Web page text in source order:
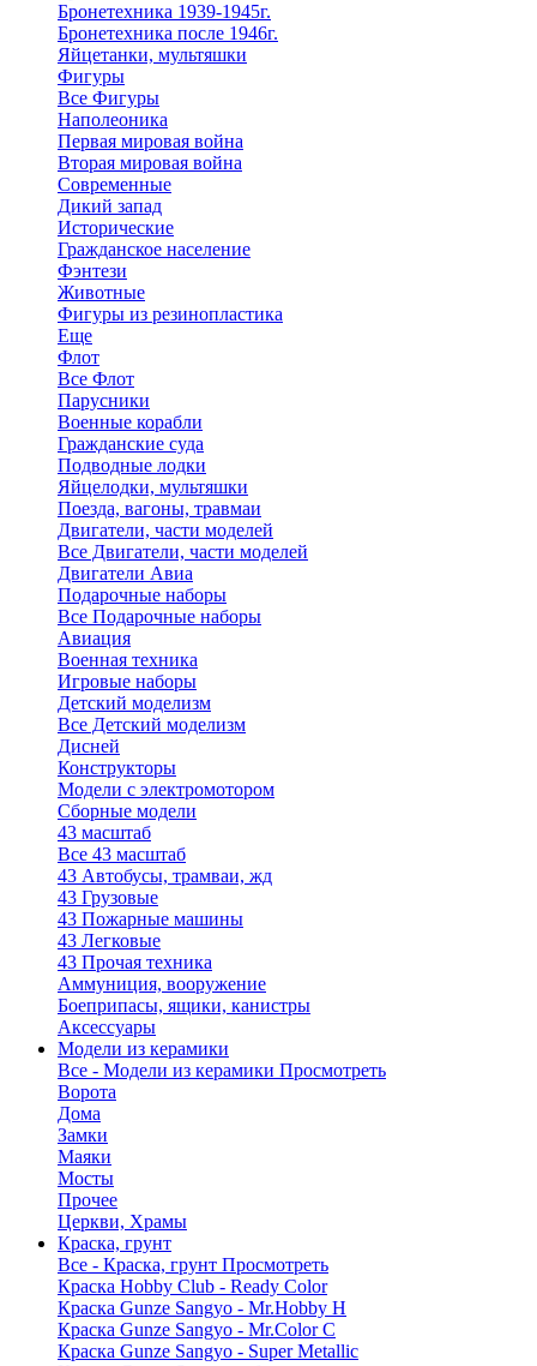
Бронетехника 1939-1945г.
Бронетехника после 1946г.
Яйцетанки, мультяшки
Фигуры
Все Фигуры
Наполеоника
Первая мировая война
Вторая мировая война
Современные
Дикий запад
Исторические
Гражданское население
Фэнтези
Животные
Фигуры из резинопластика
Еще
Флот
Все Флот
Парусники
Военные корабли
Гражданские суда
Подводные лодки
Яйцелодки, мультяшки
Поезда, вагоны, травмаи
Двигатели, части моделей
Все Двигатели, части моделей
Двигатели Авиа
Подарочные наборы
Все Подарочные наборы
Авиация
Военная техника
Игровые наборы
Детский моделизм
Все Детский моделизм
Дисней
Конструкторы
Модели с электромотором
Сборные модели
43 масштаб
Все 43 масштаб
43 Автобусы, трамваи, жд
43 Грузовые
43 Пожарные машины
43 Легковые
43 Прочая техника
Аммуниция, вооружение
Боеприпасы, ящики, канистры
Аксессуары
Модели из керамики
Все - Модели из керамики Просмотреть
Ворота
Дома
Замки
Маяки
Мосты
Прочее
Церкви, Храмы
Краска, грунт
Все - Краска, грунт Просмотреть
Краска Hobby Club - Ready Color
Краска Gunze Sangyo - Mr.Hobby H
Краска Gunze Sangyo - Mr.Color C
Краска Gunze Sangyo - Super Metallic